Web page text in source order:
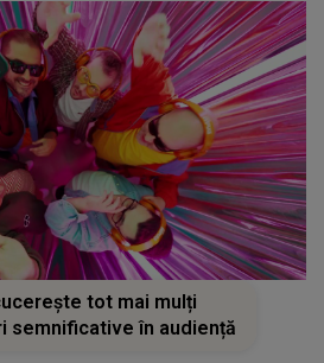
tot mai mulți
semnificative în audiență